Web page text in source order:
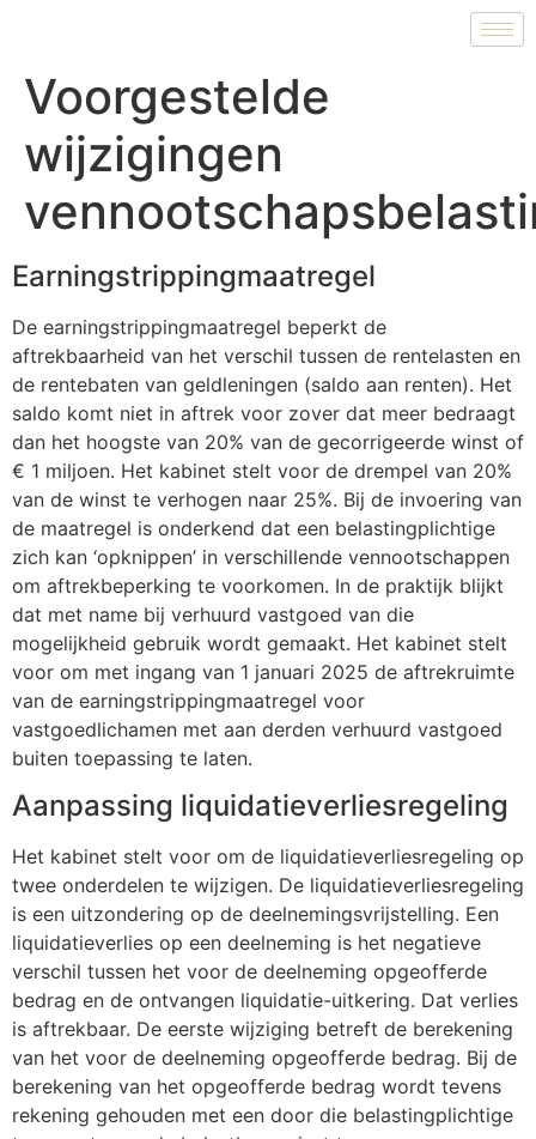
Voorgestelde
wijzigingen
Earningstrippingmaatregel
De earningstrippingmaatregel beperkt de
aftrekbaarheid van het verschil tussen de rentelasten en
de rentebaten van geldleningen (saldo aan renten). Het
saldo komt niet in aftrek voor zover dat meer bedraagt
dan het hoogste van 20% van de gecorrigeerde winst of
€ 1 miljoen. Het kabinet stelt voor de drempel van 20%
van de winst te verhogen naar 25%. Bij de invoering van
de maatregel is onderkend dat een belastingplichtige
zich kan ‘opknippen’ in verschillende vennootschappen
om aftrekbeperking te voorkomen. In de praktijk blijkt
dat met name bij verhuurd vastgoed van die
mogelijkheid gebruik wordt gemaakt. Het kabinet stelt
voor om met ingang van 1 januari 2025 de aftrekruimte
van de earningstrippingmaatregel voor
vastgoedlichamen met aan derden verhuurd vastgoed
buiten toepassing te laten.
Aanpassing liquidatieverliesregeling
Het kabinet stelt voor om de liquidatieverliesregeling op
twee onderdelen te wijzigen. De liquidatieverliesregeling
is een uitzondering op de deelnemingsvrijstelling. Een
liquidatieverlies op een deelneming is het negatieve
verschil tussen het voor de deelneming opgeofferde
bedrag en de ontvangen liquidatie-uitkering. Dat verlies
is aftrekbaar. De eerste wijziging betreft de berekening
van het voor de deelneming opgeofferde bedrag. Bij de
berekening van het opgeofferde bedrag wordt tevens
rekening gehouden met een door die belastingplichtige